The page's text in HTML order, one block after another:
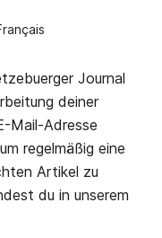
Journal
deiner
Mail-Adresse
regelmäßig eine
Artikel zu
du in unserem